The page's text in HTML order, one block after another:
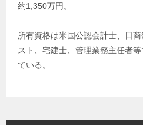
約1,350万円。
所有資格は米国公認会計士、日
スト、宅建士、管理業務主任者
ている。